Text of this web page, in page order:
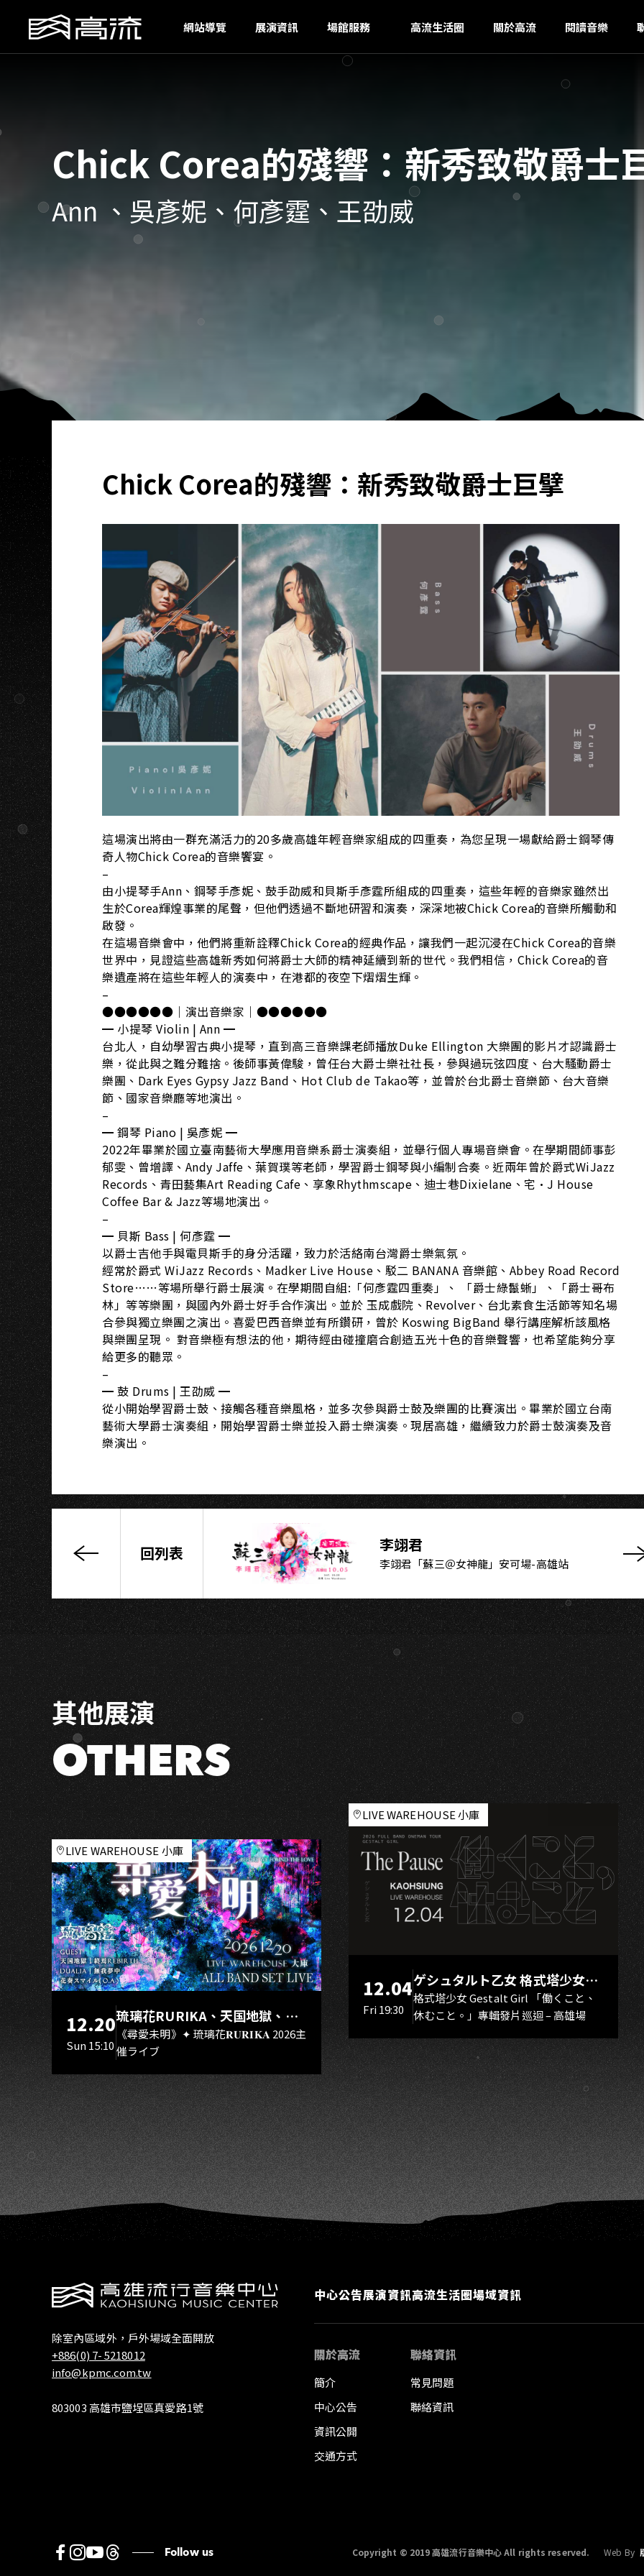
網站導覽 展演資訊 場館服務 高流生活圈 關於高流 閱讀音樂
Chick Corea的殘響：新秀致敬爵士
Ann 、吳彥妮、何彥霆、王劭威
Chick Corea的殘響：新秀致敬爵士巨擘
這場演出將由一群充滿活力的20多歲高雄年輕音樂家組成的四重奏，為您呈現一場獻給爵士鋼琴傳
奇人物Chick Corea的音樂饗宴。
–
由小提琴手Ann、鋼琴手彥妮、鼓手劭威和貝斯手彥霆所組成的四重奏，這些年輕的音樂家雖然出
生於Corea輝煌事業的尾聲，但他們透過不斷地研習和演奏，深深地被Chick Corea的音樂所觸動和
啟發。
在這場音樂會中，他們將重新詮釋Chick Corea的經典作品，讓我們一起沉浸在Chick Corea的音樂
世界中，見證這些高雄新秀如何將爵士大師的精神延續到新的世代。我們相信，Chick Corea的音
樂遺產將在這些年輕人的演奏中，在港都的夜空下熠熠生輝。
–
●●●●●●｜演出音樂家｜●●●●●●
━ 小提琴 Violin | Ann ━
台北人，自幼學習古典小提琴，直到高三音樂課老師播放Duke Ellington 大樂團的影片才認識爵士
樂，從此與之難分難捨。後師事黃偉駿，曾任台大爵士樂社社長，參與過玩弦四度、台大騷動爵士
樂團、Dark Eyes Gypsy Jazz Band、Hot Club de Takao等，並曾於台北爵士音樂節、台大音樂
節、國家音樂廳等地演出。
–
━ 鋼琴 Piano | 吳彥妮 ━
2022年畢業於國立臺南藝術大學應用音樂系爵士演奏組，並舉行個人專場音樂會。在學期間師事彭
郁雯、曾增譯、Andy Jaffe、葉賀璞等老師，學習爵士鋼琴與小編制合奏。近兩年曾於爵式WiJazz
Records、青田藝集Art Reading Cafe、享象Rhythmscape、迪士巷Dixielane、宅·J House
Coffee Bar & Jazz等場地演出。
–
━ 貝斯 Bass | 何彥霆 ━
以爵士吉他手與電貝斯手的身分活躍，致力於活絡南台灣爵士樂氣氛。
經常於爵式 WiJazz Records、Madker Live House、駁二 BANANA 音樂館、Abbey Road Record
Store……等場所舉行爵士展演。在學期間自組:「何彥霆四重奏」、 「爵士綠鬣蜥」、「爵士哥布
林」等等樂團，與國內外爵士好手合作演出。並於 玉成戲院、Revolver、台北素食生活節等知名場
合參與獨立樂團之演出。喜愛巴西音樂並有所鑽研，曾於 Koswing BigBand 舉行講座解析該風格
與樂團呈現。 對音樂極有想法的他，期待經由碰撞磨合創造五光十色的音樂聲響，也希望能夠分享
給更多的聽眾。
–
━ 鼓 Drums | 王劭威 ━
從小開始學習爵士鼓、接觸各種音樂風格，並多次參與爵士鼓及樂團的比賽演出。畢業於國立台南
藝術大學爵士演奏組，開始學習爵士樂並投入爵士樂演奏。現居高雄，繼續致力於爵士鼓演奏及音
樂演出。
of
Conversation：
林
奕
銘
＆
吳
彥
妮
回列表 李翊君
李翊君「蘇三＠女神龍」安可場-高雄站
其他展演
OTHERS
LIVE WAREHOUSE 小庫
12.20
Sun 15:10
琉璃花RURIKA、天国地獄、終
焉Rebirth、DUALIA、無我夢
中、花奏スマイル（O.A.）
《尋愛未明》✦ 琉璃花𝐑𝐔𝐑𝐈𝐊𝐀 2026主
催ライブ
LIVE WAREHOUSE 小庫
12.04
Fri 19:30
ゲシュタルト乙女 格式塔少女
Gestalt Girl
格式塔少女 Gestalt Girl 「働くこと、
休むこと。」專輯發片巡迴 – 高雄場
除室內區域外，戶外場域全面開放
+886(0) 7- 5218012
info@kpmc.com.tw
803003 高雄市鹽埕區真愛路1號
中心公告展演資訊高流生活圈場域資訊
關於高流
簡介
中心公告
資訊公開
交通方式
聯絡資訊
常見問題
聯絡資訊
Follow us Copyright © 2019 高雄流行音樂中心 All rights reserved. Web By